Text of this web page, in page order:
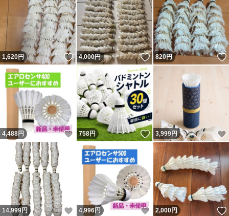
1,620円 いいね！
4,000円 いいね！
820円
4,488円 いいね！
758円 いいね！
3,999円
14,999円 いいね！
4,996円 いいね！
2,000円